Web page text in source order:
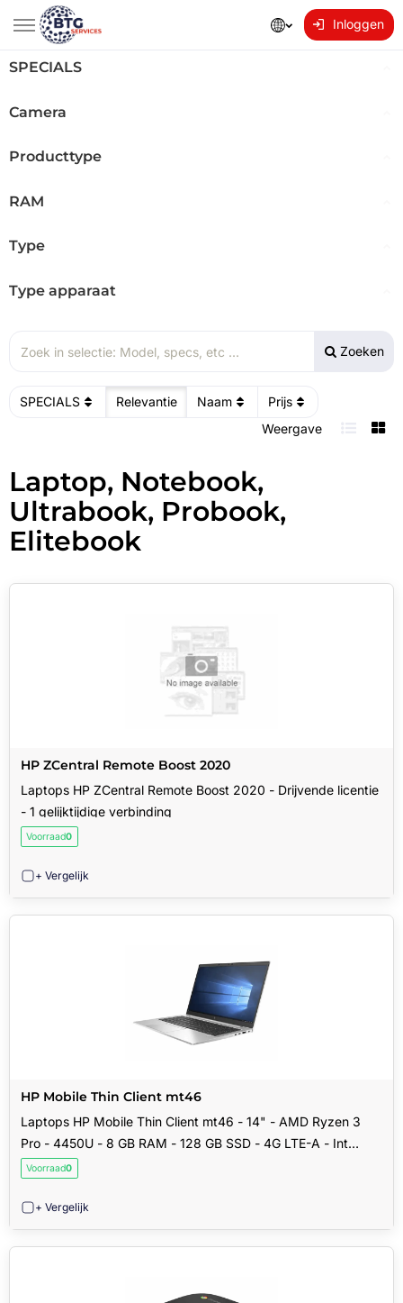
Inloggen
SPECIALS
Camera
Producttype
RAM
Type
Type apparaat
Zoeken
SPECIALS Relevantie Naam
Prijs
Weergave
Laptop, Notebook,
Ultrabook, Probook,
Elitebook
HP ZCentral Remote Boost 2020
Laptops HP ZCentral Remote Boost 2020 - Drijvende licentie
- 1 gelijktijdige verbinding
Voorraad0
+ Vergelijk
HP Mobile Thin Client mt46
Laptops HP Mobile Thin Client mt46 - 14" - AMD Ryzen 3
Pro - 4450U - 8 GB RAM - 128 GB SSD - 4G LTE-A - Int
Engels
Voorraad0
+ Vergelijk